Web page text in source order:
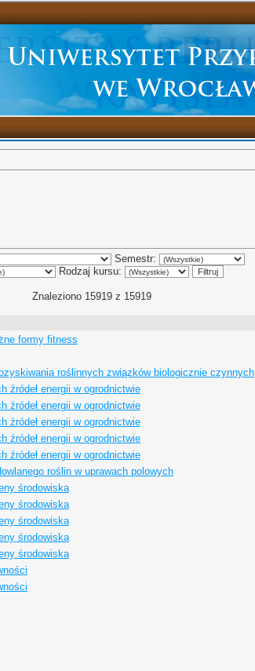
Semestr:
Rodzaj kursu:
Znaleziono 15919 z 15919
formy fitness
roślinnych związków biologicznie czynnych
źródeł energii w ogrodnictwie
źródeł energii w ogrodnictwie
źródeł energii w ogrodnictwie
źródeł energii w ogrodnictwie
źródeł energii w ogrodnictwie
roślin w uprawach polowych
środowiska
środowiska
środowiska
środowiska
środowiska